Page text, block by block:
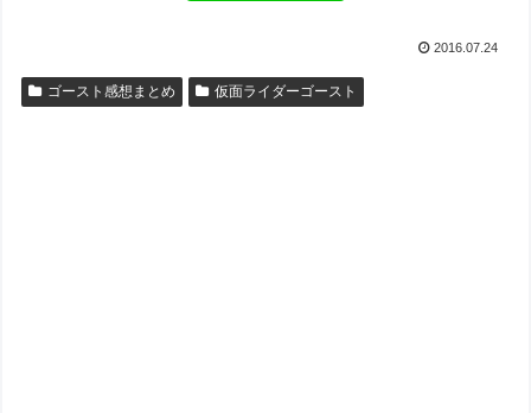
2016.07.24
ゴースト感想まとめ 仮面ライダーゴースト